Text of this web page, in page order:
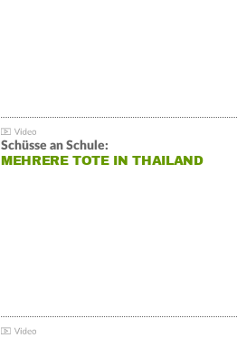
Schüsse an Schule:
MEHRERE TOTE IN THAILAND